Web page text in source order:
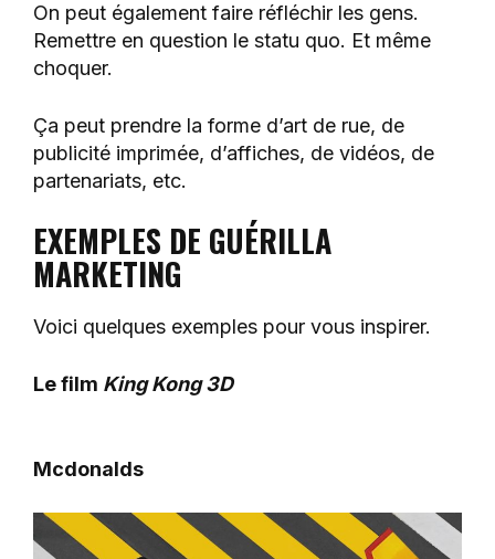
On peut également faire réfléchir les gens.
Remettre en question le statu quo. Et même
choquer.
Ça peut prendre la forme d’art de rue, de
publicité imprimée, d’affiches, de vidéos, de
partenariats, etc.
EXEMPLES DE GUÉRILLA
MARKETING
Voici quelques exemples pour vous inspirer.
Le film King Kong 3D
Mcdonalds